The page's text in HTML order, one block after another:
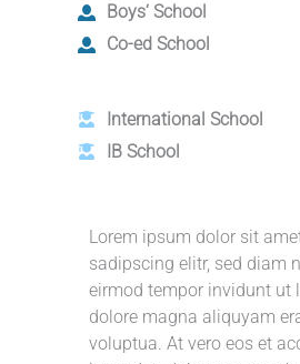
Boys‘ School
Co-ed School
International School
IB School
Lorem ipsum dolor sit
sadipscing elitr, sed diam
eirmod tempor invidunt ut
dolore magna aliquyam
voluptua. At vero eos et